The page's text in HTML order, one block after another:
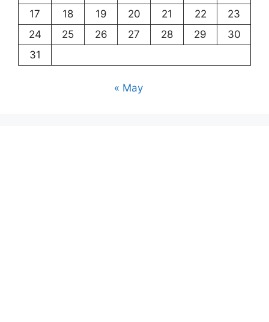
17
18 19 20 21 22
23
24
25 26 27 28 29
30
31
« May